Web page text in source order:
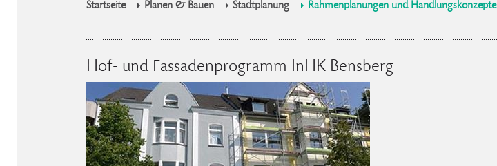
Startseite Planen & Bauen Stadtplanung Rahmenplanungen und Handlungskonzepte
Hof- und Fassadenprogramm InHK Bensberg